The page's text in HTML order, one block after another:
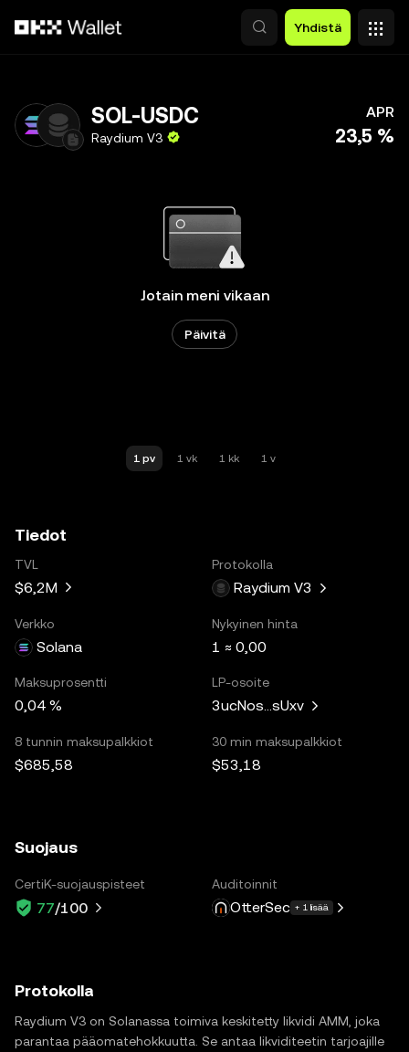
Yhdistä
SOL-USDC
Raydium V3
APR
23,5 %
Jotain meni vikaan
Päivitä
1 pv 1 vk 1 kk 1 v
Tiedot
TVL
$6,2M
Protokolla
Raydium V3
Verkko
Solana
Nykyinen hinta
1 ≈ 0,00
Maksuprosentti
0,04 %
LP-osoite
3ucNos...sUxv
8 tunnin maksupalkkiot
$685,58
30 min maksupalkkiot
$53,18
Suojaus
CertiK-suojauspisteet
77/100
Auditoinnit
OtterSec + 1 lisää
Protokolla
Raydium V3 on Solanassa toimiva keskitetty likvidi AMM, joka
parantaa pääomatehokkuutta. Se antaa likviditeetin tarjoajille